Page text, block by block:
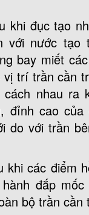
khi đục tạo
với nước tạo
bay miết
vị trí trần cần
nhau ra
đỉnh cao
do với trần
khi các điểm
đắp
bộ trần cần